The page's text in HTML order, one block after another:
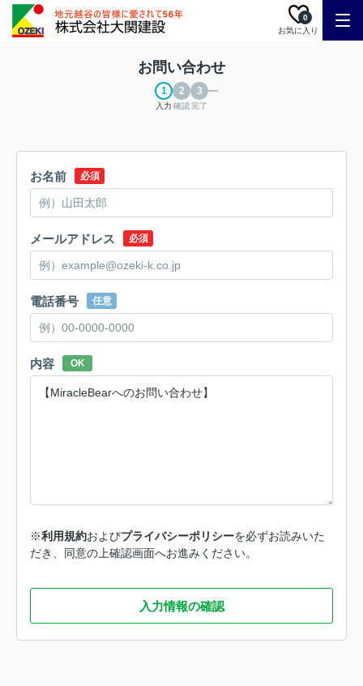
お気に入り
0
お問い合わせ
入力 確認完了
お名前 必須
メールアドレス 必須
電話番号 任意
内容 OK
※利用規約およびプライバシーポリシーを必ずお読みいた
だき、同意の上確認画面へお進みください。
入力情報の確認